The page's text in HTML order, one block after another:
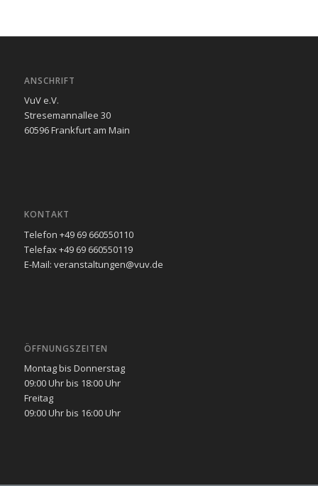
ANSCHRIFT
VuV e.V.
Stresemannallee 30
60596 Frankfurt am Main
KONTAKT
Telefon +49 69 660550110
Telefax +49 69 660550119
E-Mail: veranstaltungen@vuv.de
ÖFFNUNGSZEITEN
Montag bis Donnerstag
09:00 Uhr bis 18:00 Uhr
Freitag
09:00 Uhr bis 16:00 Uhr